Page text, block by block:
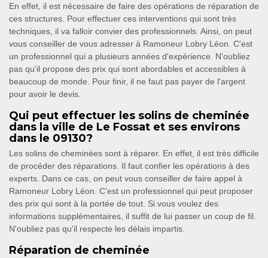
En effet, il est nécessaire de faire des opérations de réparation de
ces structures. Pour effectuer ces interventions qui sont très
techniques, il va falloir convier des professionnels. Ainsi, on peut
vous conseiller de vous adresser à Ramoneur Lobry Léon. C'est
un professionnel qui a plusieurs années d'expérience. N'oubliez
pas qu'il propose des prix qui sont abordables et accessibles à
beaucoup de monde. Pour finir, il ne faut pas payer de l'argent
pour avoir le devis.
Qui peut effectuer les solins de cheminée
dans la ville de Le Fossat et ses environs
dans le 09130?
Les solins de cheminées sont à réparer. En effet, il est très difficile
de procéder des réparations. Il faut confier les opérations à des
experts. Dans ce cas, on peut vous conseiller de faire appel à
Ramoneur Lobry Léon. C'est un professionnel qui peut proposer
des prix qui sont à la portée de tout. Si vous voulez des
informations supplémentaires, il suffit de lui passer un coup de fil.
N'oubliez pas qu'il respecte les délais impartis.
Réparation de cheminée